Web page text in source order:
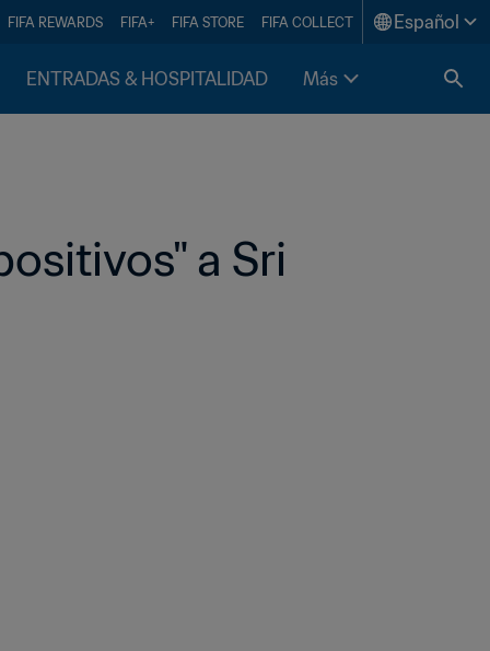
FIFA REWARDS FIFA+ FIFA STORE FIFA COLLECT Español
ENTRADAS & HOSPITALIDAD Más
a Sri